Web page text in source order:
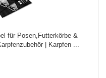
für Posen,Futterkörbe &
| Karpfen ...